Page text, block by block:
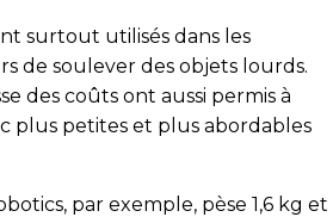
surtout utilisés dans les
de soulever des objets lourds.
des coûts ont aussi permis à
plus petites et plus abordables
par exemple, pèse 1,6 kg et